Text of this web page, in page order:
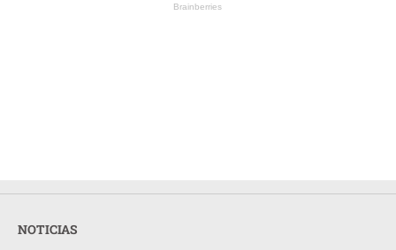
Brainberries
NOTICIAS